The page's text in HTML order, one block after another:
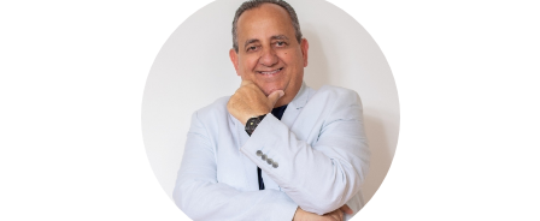
ambiente y la comunidad. Este desafío requiere un
enfoque innovador y proactivo que no solo considere el
presente, sino que también mire hacia el futuro.
RIESGOS DEL CAMBIO
CLIMÁTICO EN MIAMI